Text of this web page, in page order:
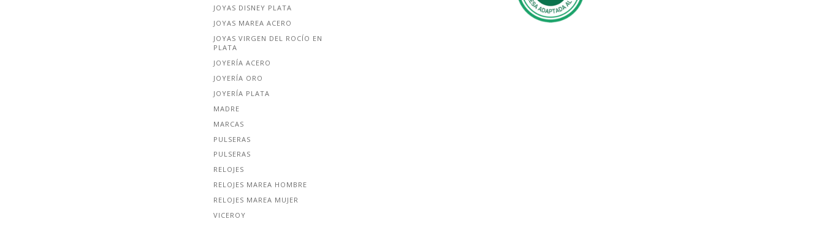
JOYAS DISNEY PLATA
JOYAS MAREA ACERO
JOYAS VIRGEN DEL ROCÍO EN
PLATA
JOYERÍA ACERO
JOYERÍA ORO
JOYERÍA PLATA
MADRE
MARCAS
PULSERAS
PULSERAS
RELOJES
RELOJES MAREA HOMBRE
RELOJES MAREA MUJER
VICEROY